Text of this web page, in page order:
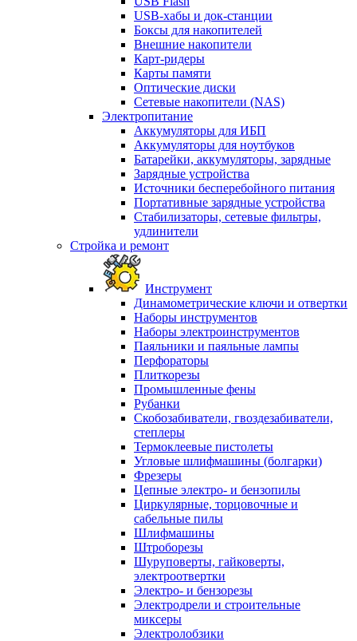
USB-хабы и док-станции
Боксы для накопителей
Внешние накопители
Карт-ридеры
Карты памяти
Оптические диски
Сетевые накопители (NAS)
Электропитание
Аккумуляторы для ИБП
Аккумуляторы для ноутбуков
Батарейки, аккумуляторы, зарядные
Зарядные устройства
Источники бесперебойного питания
Портативные зарядные устройства
Стабилизаторы, сетевые фильтры,
удлинители
Стройка и ремонт
Инструмент
Динамометрические ключи и отвертки
Наборы инструментов
Наборы электроинструментов
Паяльники и паяльные лампы
Перфораторы
Плиткорезы
Промышленные фены
Рубанки
Скобозабиватели, гвоздезабиватели,
степлеры
Термоклеевые пистолеты
Угловые шлифмашины (болгарки)
Фрезеры
Цепные электро- и бензопилы
Циркулярные, торцовочные и
сабельные пилы
Шлифмашины
Штроборезы
Шуруповерты, гайковерты,
электроотвертки
Электро- и бензорезы
Электродрели и строительные
миксеры
Электролобзики